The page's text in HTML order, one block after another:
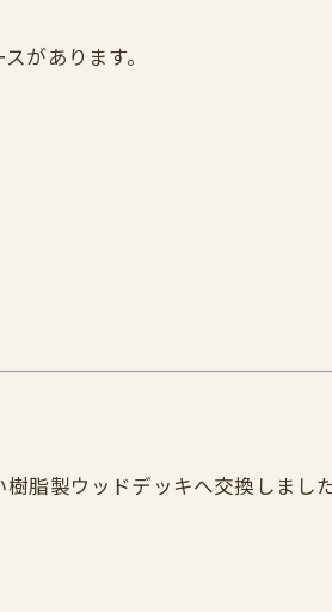
があります。
脂製ウッドデッキへ交換しまし